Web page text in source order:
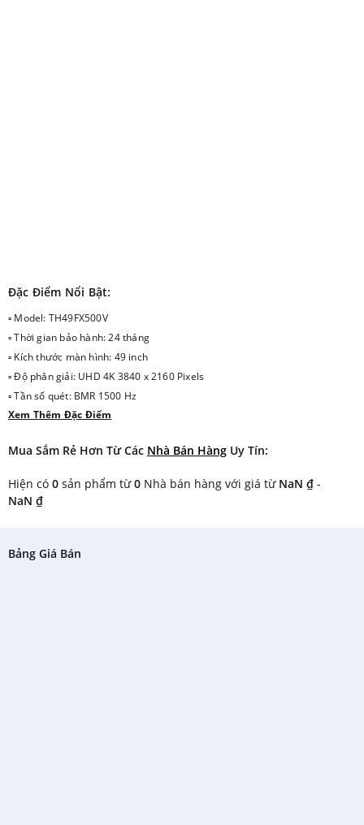
Đặc Điểm Nổi Bật:
▫ Model: TH49FX500V
▫ Thời gian bảo hành: 24 tháng
▫ Kích thước màn hình: 49 inch
▫ Độ phân giải: UHD 4K 3840 x 2160 Pixels
▫ Tần số quét: BMR 1500 Hz
▫ Bộ vi xử lí: QuadCore Pro
support/HDR10/HLG, Nâng cấp hình ảnh 4K, Hexa Chroma Drive, Bộ tối ưu
▫ Công nghệ âm thanh: Âm thanh rạp chiếu phim
▫ Cổng WiFi: Có, Tích hợp
Xem Thêm Đặc Điểm
Mua Sắm Rẻ Hơn Từ Các Nhà Bán Hàng Uy Tín:
Hiện có 0 sản phẩm từ0 Nhà bán hàng với giá từ NaN ₫ -
NaN ₫
Bảng Giá Bán